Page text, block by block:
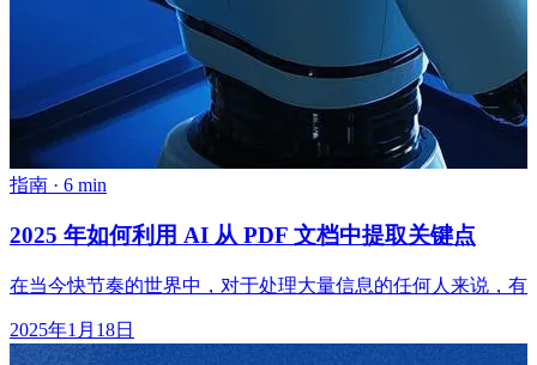
指南 · 6 min
2025 年如何利用 AI 从 PDF 文档中提取关键点
在当今快节奏的世界中，对于处理大量信息的任何人来说，
2025年1月18日